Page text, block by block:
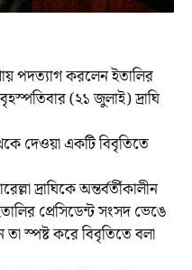
পদত্যাগ করলেন ইতালির
বৃহস্পতিবার (২১ জুলাই) দ্রাঘি
দেওয়া একটি বিবৃতিতে
দ্রাঘিকে অন্তর্বর্তীকালীন
প্রেসিডেন্ট সংসদ ভেঙে
স্পষ্ট করে বিবৃতিতে বলা